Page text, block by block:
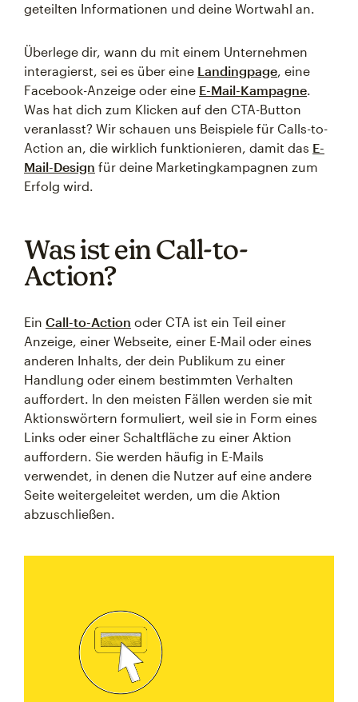
geteilten Informationen und deine Wortwahl an.
Überlege dir, wann du mit einem Unternehmen
interagierst, sei es über eine Landingpage, eine
Facebook-Anzeige oder eine E-Mail-Kampagne.
Was hat dich zum Klicken auf den CTA-Button
veranlasst? Wir schauen uns Beispiele für Calls-to-
Action an, die wirklich funktionieren, damit das E-
Mail-Design für deine Marketingkampagnen zum
Erfolg wird.
Was ist ein Call-to-
Action?
Ein Call-to-Action oder CTA ist ein Teil einer
Anzeige, einer Webseite, einer E-Mail oder eines
anderen Inhalts, der dein Publikum zu einer
Handlung oder einem bestimmten Verhalten
auffordert. In den meisten Fällen werden sie mit
Aktionswörtern formuliert, weil sie in Form eines
Links oder einer Schaltfläche zu einer Aktion
auffordern. Sie werden häufig in E-Mails
verwendet, in denen die Nutzer auf eine andere
Seite weitergeleitet werden, um die Aktion
abzuschließen.